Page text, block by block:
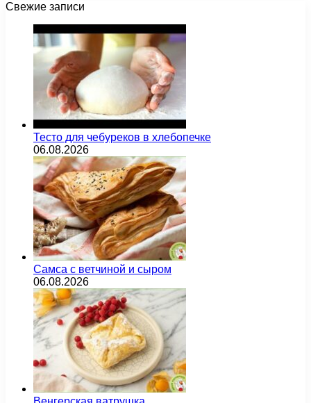
Свежие записи
Тесто для чебуреков в хлебопечке
06.08.2026
Самса с ветчиной и сыром
06.08.2026